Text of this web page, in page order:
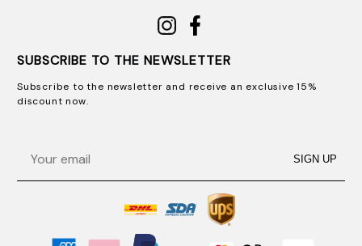
SUBSCRIBE TO THE NEWSLETTER
Subscribe to the newsletter and receive an exclusive 15%
discount now.
SIGN UP